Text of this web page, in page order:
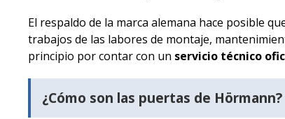
El respaldo de la marca alemana hace posible
trabajos de las labores de montaje,
principio por contar con un servicio técnico
¿Cómo son las puertas de Hörmann?